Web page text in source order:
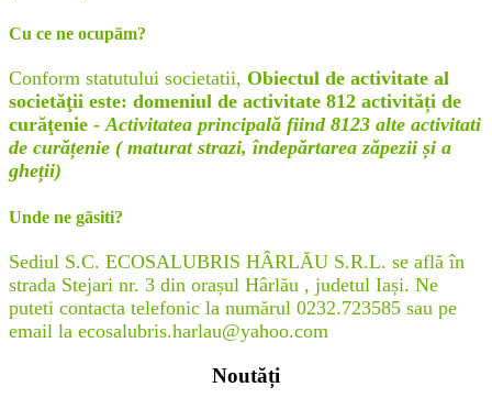
Cu ce ne ocupãm?
Conform statutului societatii, Obiectul de activitate al
societăţii este: domeniul de activitate 812 activități de
curăţenie -Activitatea principală fiind 8123 alte activitati
de curățenie ( maturat strazi, îndepărtarea zăpezii și a
gheții)
Unde ne gãsiti?
Sediul S.C. ECOSALUBRIS HÂRLĂU S.R.L. se află în
strada Stejari nr. 3 din orașul Hârlău , judetul Iași. Ne
puteti contacta telefonic la numărul 0232.723585 sau pe
email la ecosalubris.harlau@yahoo.com
Noutăți